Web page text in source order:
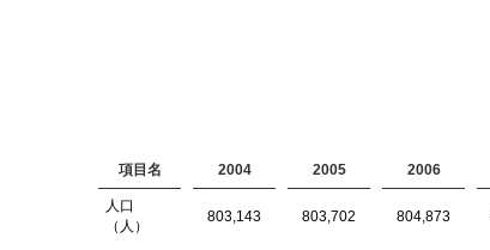
項目名 2004 2005 2006
人口
（人）
803,143 803,702 804,873